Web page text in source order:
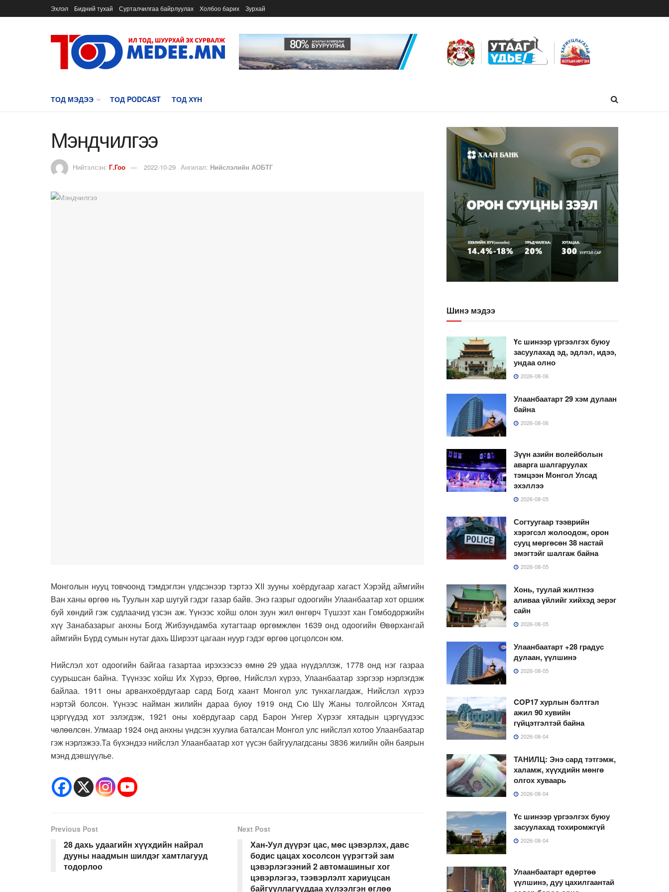
Эхлэл Бидний тухай Сурталчилгаа байрлуулах Холбоо барих Зурхай
ТОД МЭДЭЭ ТОД PODCAST ТОД ХҮН
Мэндчилгээ
Нийтэлсэн: Г.Гоо 2022-10-29 Ангилал: Нийслэлийн АОБТГ
Монголын нууц товчоонд тэмдэглэн үлдсэнээр тэртээ XII зууны хоёрдугаар хагаст Хэрэйд аймгийн
Ван ханы өргөө нь Туулын хар шугуй гэдэг газар байв. Энэ газрыг одоогийн Улаанбаатар хот оршиж
буй хөндий гэж судлаачид үзсэн аж. Үүнээс хойш олон зуун жил өнгөрч Түшээт хан Гомбодоржийн
хүү Занабазарыг анхны Богд Жибзундамба хутагтаар өргөмжлөн 1639 онд одоогийн Өвөрхангай
аймгийн Бүрд сумын нутаг дахь Ширээт цагаан нуур гэдэг өргөө цогцолсон юм.
Нийслэл хот одоогийн байгаа газартаа ирэхээсээ өмнө 29 удаа нүүдэллэж, 1778 онд нэг газраа
суурьшсан байна. Түүнээс хойш Их Хүрээ, Өргөө, Нийслэл хүрээ, Улаанбаатар зэргээр нэрлэгдэж
байлаа. 1911 оны арванхоёрдугаар сард Богд хаант Монгол улс тунхаглагдаж, Нийслэл хүрээ
нэртэй болсон. Үүнээс найман жилийн дараа буюу 1919 онд Сю Шү Жаны толгойлсон Хятад
цэргүүдэд хот эзлэгдэж, 1921 оны хоёрдугаар сард Барон Унгер Хүрээг хятадын цэргүүдээс
чөлөөлсөн. Улмаар 1924 онд анхны үндсэн хуулиа баталсан Монгол улс нийслэл хотоо Улаанбаатар
гэж нэрлэжээ.Та бүхэндээ нийслэл Улаанбаатар хот үүсэн байгуулагдсаны 3836 жилийн ойн баярын
мэнд дэвшүүлье.
Previous Post
28 дахь удаагийн хүүхдийн найрал
дууны наадмын шилдэг хамтлагууд
тодорлоо
Next Post
Хан-Уул дүүрэг цас, мөс цэвэрлэх, давс
бодис цацах хосолсон үүрэгтэй зам
цэвэрлэгээний 2 автомашиныг хог
цэвэрлэгээ, тээвэрлэлт хариуцсан
байгууллагууддаа хүлээлгэн өглөө
Шинэ мэдээ
Үс шинээр үргээлгэх буюу
засуулахад эд, эдлэл, идээ,
ундаа олно
2026-08-06
Улаанбаатарт 29 хэм дулаан
байна
2026-08-06
Зүүн азийн волейболын
аварга шалгаруулах
тэмцээн Монгол Улсад
эхэллээ
2026-08-05
Согтуугаар тээврийн
хэрэгсэл жолоодож, орон
сууц мөргөсөн 38 настай
эмэгтэйг шалгаж байна
2026-08-05
Хонь, туулай жилтнээ
аливаа үйлийг хийхэд эерэг
сайн
2026-08-05
Улаанбаатарт +28 градус
дулаан, үүлшинэ
2026-08-05
COP17 хурлын бэлтгэл
ажил 90 хувийн
гүйцэтгэлтэй байна
2026-08-04
ТАНИЛЦ: Энэ сард тэтгэмж,
халамж, хүүхдийн мөнгө
олгох хуваарь
2026-08-04
Үс шинээр үргээлгэх буюу
засуулахад тохиромжгүй
2026-08-04
Улаанбаатарт өдөртөө
үүлшинэ, дуу цахилгаантай